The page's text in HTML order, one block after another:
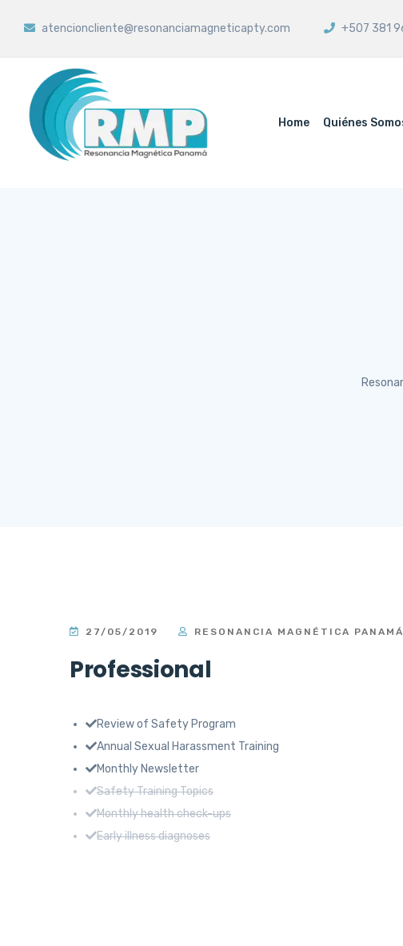
atencioncliente@resonanciamagneticapty.com +507 381
Home Quiénes
27/05/2019 RESONANCIA MAGNÉTICA PANAMÁ
Professional
Review of Safety Program
Annual Sexual Harassment Training
Monthly Newsletter
Safety Training Topics
Monthly health check-ups
Early illness diagnoses